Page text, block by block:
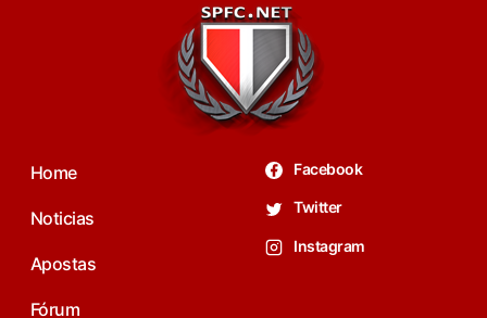
Home
Noticias
Apostas
Fórum
Facebook
Twitter
Instagram